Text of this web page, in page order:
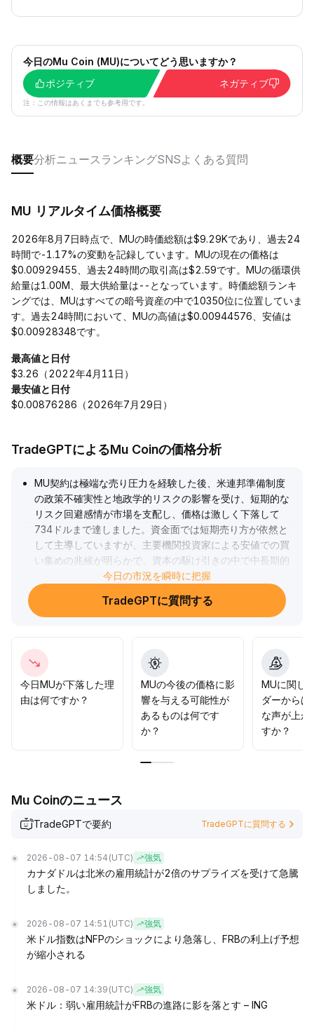
今日のMu Coin (MU)についてどう思いますか？
ポジティブ
ネガティブ
注：この情報はあくまでも参考用です。
概要分析ニュース ランキングSNSよくある質問
MU リアルタイム価格概要
2026年8月7日時点で、MUの時価総額は$9.29Kであり、過去24
時間で-1.17%の変動を記録しています。MUの現在の価格は
$0.00929455、過去24時間の取引高は$2.59です。MUの循環供
給量は1.00M、最大供給量は--となっています。時価総額ランキ
ングでは、MUはすべての暗号資産の中で10350位に位置していま
す。過去24時間において、MUの高値は$0.00944576、安値は
$0.00928348です。
最高値と日付
$3.26（2022年4月11日）
最安値と日付
$0.00876286（2026年7月29日）
TradeGPTによるMu Coinの価格分析
MU契約は極端な売り圧力を経験した後、米連邦準備制度
の政策不確実性と地政学的リスクの影響を受け、短期的な
リスク回避感情が市場を支配し、価格は激しく下落して
734ドルまで達しました。資金面では短期売り方が依然と
して主導していますが、主要機関投資家による安値での買
い集めの兆候が明らかで、資本の駆け引きの中で中長期的
な投資価値が現れ始めています。テクニカルの動きも回復
し、MUは再び800～900ドルのレンジでの変動に戻り、反
発の取引量が持続すれば900～920ドルの抵抗に再挑戦す
ンジ内での高売り・安買いの機会に注目し、中期では安定
して取引量が増加した後のトレンド確定を待ち、リスクへ
の対応を厳格に管理することを推奨します。.
今日の市況を瞬時に把握
TradeGPTに質問する
今日MUが下落した理
由は何ですか？
MUの今後の価格に影
響を与える可能性が
あるものは何です
か？
MUに関し
ダーからは
な声が上が
すか？
Mu Coinのニュース
TradeGPTで要約 TradeGPTに質問する
2026-08-07 14:54 (UTC) 強気
カナダドルは北米の雇用統計が2倍のサプライズを受けて急騰
しました。
2026-08-07 14:51 (UTC) 強気
米ドル指数はNFPのショックにより急落し、FRBの利上げ予想
が縮小される
2026-08-07 14:39 (UTC) 強気
米ドル：弱い雇用統計がFRBの進路に影を落とす – ING